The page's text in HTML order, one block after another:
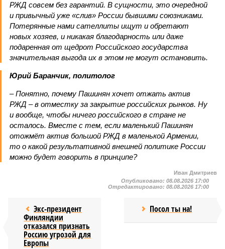
РЖД совсем без гарантий. В сущности, это очередной
и привычный уже «слив» России бывшими союзниками.
Потерянные нами сателлиты ищут и обретают
новых хозяев, и никакая благодарность или даже
подаренная от щедрот Российского государства
значительная выгода их в этом не могут остановить.
Юрий Баранчик, политолог
– Понятно, почему Пашинян хочет отжать актив
РЖД – в отместку за закрытие российских рынков. Ну
и вообще, чтобы ничего российского в стране не
осталось. Вместе с тем, если маленький Пашинян
отожмёт актив большой РЖД в маленькой Армении,
то о какой результативной внешней политике России
можно будет говорить в принципе?
Иван Дмитриев
Опубликовано: 08.08.2026 17:00
Отредактировано: 08.08.2026 17:00
Экс-президент
Финляндии
отказался признать
Россию угрозой для
Европы
Посол ты на!